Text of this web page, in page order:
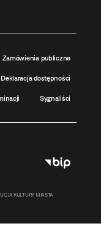
Zamówienia publiczne
Deklaracja dostępności
Sygnaliści
KULTURY MIASTA